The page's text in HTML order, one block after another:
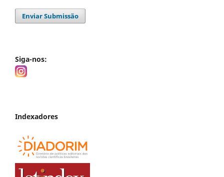
Enviar Submissão
Siga-nos:
Indexadores